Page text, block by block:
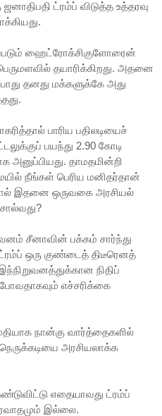
ட்ரம்ப் விடுத்த உத்தரவு
ஹைட்ரோக்சிகுளோரைன்
தயாரிக்கிறது. அதனை
தனது மக்களுக்கே அது
பாரிய பதிலடியைச்
பயந்து 2.90 கோடி
அனுப்பியது. தாமதமின்றி
நீங்கள் பெரிய மனிதர்தான்
இதனை ஒருவகை அரசியல்
சீனாவின் பக்கம் சார்ந்து
ஒரு குண்டைத் திடீரெனத்
நிதிப்
எச்சரிக்கை
நான்கு வார்த்தைகளில்
அரசியலாக்க
எதையாவது ட்ரம்ப்
இல்லை.